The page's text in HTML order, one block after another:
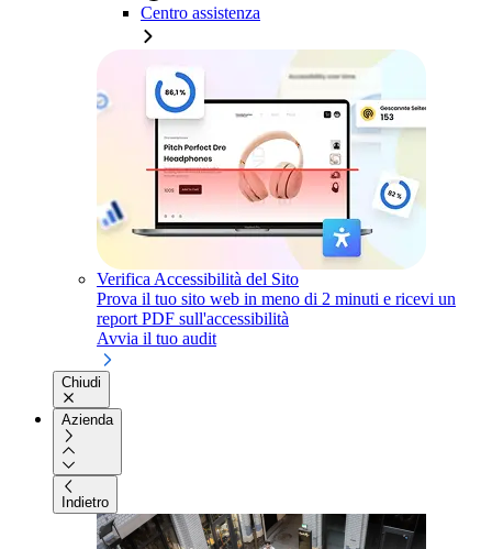
Centro assistenza
Verifica Accessibilità del Sito
Prova il tuo sito web in meno di 2 minuti e ricevi un
report PDF sull'accessibilità
Avvia il tuo audit
Chiudi
Azienda
Indietro